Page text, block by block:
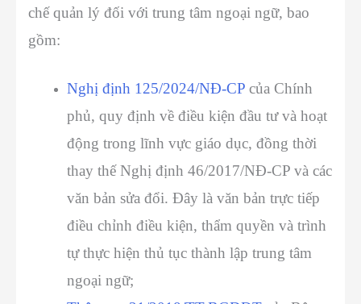
chế quản lý đối với trung tâm ngoại ngữ, bao
gồm:
Nghị định 125/2024/NĐ-CP của Chính
phủ, quy định về điều kiện đầu tư và hoạt
động trong lĩnh vực giáo dục, đồng thời
thay thế Nghị định 46/2017/NĐ-CP và các
văn bản sửa đổi. Đây là văn bản trực tiếp
điều chỉnh điều kiện, thẩm quyền và trình
tự thực hiện thủ tục thành lập trung tâm
ngoại ngữ;